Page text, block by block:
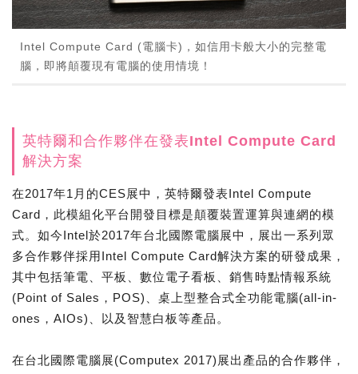
Intel Compute Card (電腦卡)，如信用卡般大小的完整電
腦，即將顛覆現有電腦的使用情境！
英特爾和合作夥伴在發表Intel Compute Card
解決方案
在2017年1月的CES展中，英特爾發表Intel Compute
Card，此模組化平台開發目標是顛覆裝置運算與連網的模
式。如今Intel於2017年台北國際電腦展中，展出一系列眾
多合作夥伴採用Intel Compute Card解決方案的研發成果，
其中包括筆電、平板、數位電子看板、銷售時點情報系統
(Point of Sales，POS)、桌上型整合式全功能電腦(all-in-
ones，AIOs)、以及智慧白板等產品。
在台北國際電腦展(Computex 2017)展出產品的合作夥伴，